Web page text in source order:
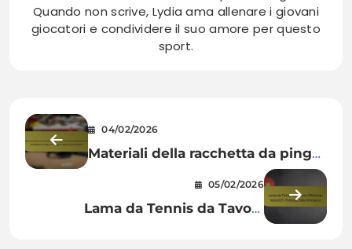
Quando non scrive, Lydia ama allenare i giovani
giocatori e condividere il suo amore per questo
sport.
04/02/2026
Materiali della racchetta da ping
pong in schiuma ad alta densità:
assorbimento degli urti, leggero,
adatto ai principianti
05/02/2026
Lama da Tennis da Tavolo